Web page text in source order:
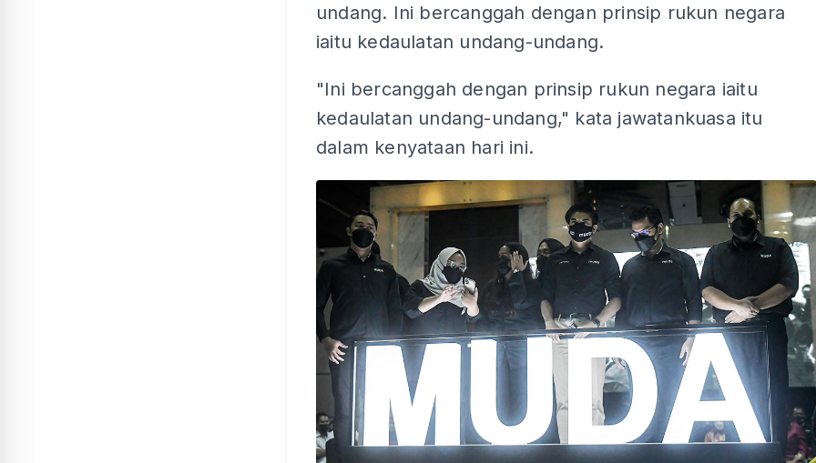
undang. Ini bercanggah dengan prinsip rukun negara
iaitu kedaulatan undang-undang.
"Ini bercanggah dengan prinsip rukun negara iaitu
kedaulatan undang-undang," kata jawatankuasa itu
dalam kenyataan hari ini.